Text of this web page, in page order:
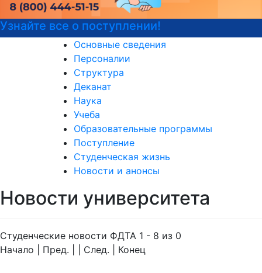
Детали программы
Основные сведения
Персоналии
Структура
Деканат
Наука
Учеба
Образовательные программы
Поступление
Студенческая жизнь
Новости и анонсы
Новости университета
Студенческие новости ФДТА 1 - 8 из 0
Начало | Пред. | | След. | Конец